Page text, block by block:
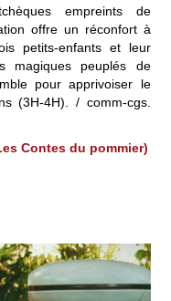
empreints de
offre un réconfort à
petits-enfants et leur
magiques peuplés de
pour apprivoiser le
(3H-4H). / comm-cgs.
Contes du pommier)